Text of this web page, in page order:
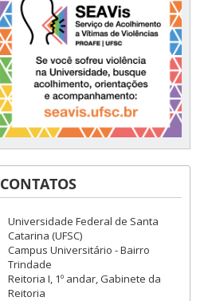
CONTATOS
Universidade Federal de Santa
Catarina (UFSC)
Campus Universitário - Bairro
Trindade
Reitoria I, 1º andar, Gabinete da
Reitoria